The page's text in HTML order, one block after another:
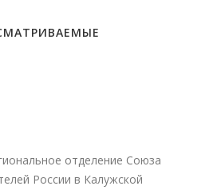
отделение Союза
России в Калужской